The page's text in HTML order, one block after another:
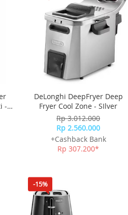
-
DeLonghi DeepFryer Deep
Fryer Cool Zone - SIlver
Rp 3.012.000
Rp 2.560.000
+Cashback Bank
Rp 307.200*
-15%